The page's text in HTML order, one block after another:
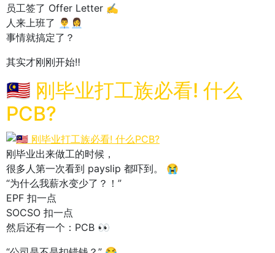
员工签了 Offer Letter ✍️
人来上班了 👨‍💼👩‍💼
事情就搞定了？
其实才刚刚开始‼️
🇲🇾 刚毕业打工族必看! 什么
PCB?
刚毕业出来做工的时候，
很多人第一次看到 payslip 都吓到。 😭
“为什么我薪水变少了？！”
EPF 扣一点
SOCSO 扣一点
然后还有一个：PCB 👀